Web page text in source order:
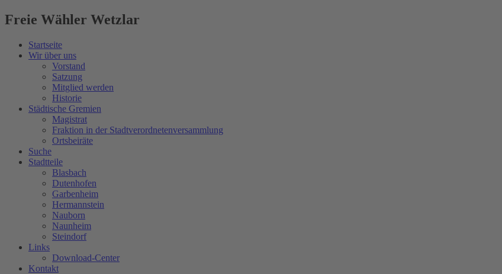
Freie Wähler Wetzlar
Startseite
Wir über uns
Vorstand
Satzung
Mitglied werden
Historie
Städtische Gremien
Magistrat
Fraktion in der Stadtverordnetenversammlung
Ortsbeiräte
Suche
Stadtteile
Blasbach
Dutenhofen
Garbenheim
Hermannstein
Nauborn
Naunheim
Steindorf
Links
Download-Center
Kontakt